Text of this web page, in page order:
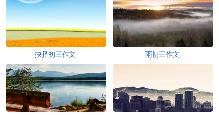
抉择初三作文 雨初三作文